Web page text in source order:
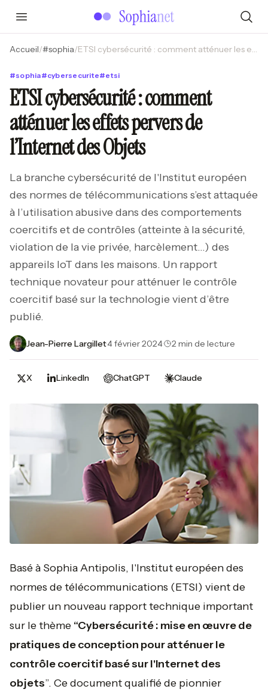
Accueil/#sophia/ ETSI cybersécurité : comment atténuer les effets pervers de l’Internet des Objets
#sophia#cybersecurite#etsi
ETSI cybersécurité : comment
atténuer les effets pervers de
l’Internet des Objets
La branche cybersécurité de l'Institut européen
des normes de télécommunications s’est attaquée
à l’utilisation abusive dans des comportements
coercitifs et de contrôles (atteinte à la sécurité,
violation de la vie privée, harcèlement…) des
appareils IoT dans les maisons. Un rapport
technique novateur pour atténuer le contrôle
coercitif basé sur la technologie vient d’être
publié.
Jean-Pierre Largillet·4 février 2024· 2 min de lecture
X LinkedIn ChatGPT Claude
Basé à Sophia Antipolis, l'Institut européen des
normes de télécommunications (ETSI) vient de
publier un nouveau rapport technique important
sur le thème “Cybersécurité : mise en œuvre de
pratiques de conception pour atténuer le
contrôle coercitif basé sur l'Internet des
objets”. Ce document qualifié de pionnier